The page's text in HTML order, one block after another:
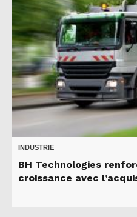
INDUSTRIE
BH Technologies
croissance avec